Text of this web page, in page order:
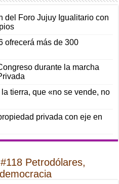
del Foro Jujuy Igualitario con
ofrecerá más de 300
durante la marcha
tierra, que «no se vende, no
privada con eje en
Petrodólares,